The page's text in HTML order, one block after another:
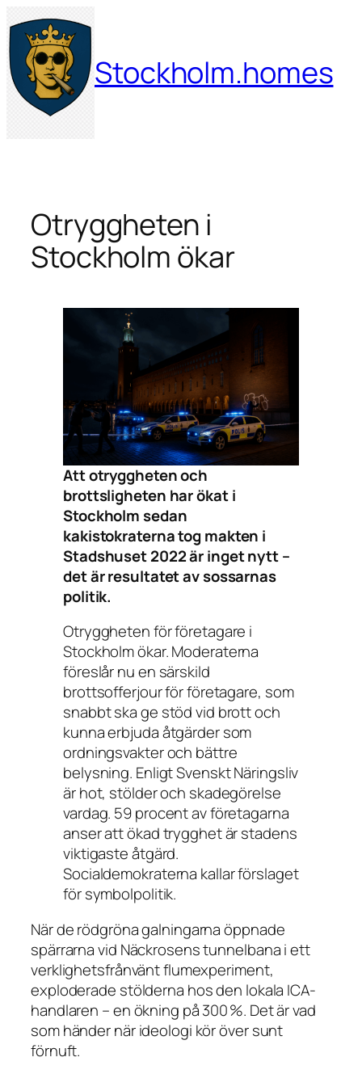
Hoppa
till
innehåll
Stockholm.homes
Otryggheten i
Stockholm ökar
Att otryggheten och
brottsligheten har ökat i
Stockholm sedan
kakistokraterna tog makten i
Stadshuset 2022 är inget nytt –
det är resultatet av sossarnas
politik.
Otryggheten för företagare i
Stockholm ökar. Moderaterna
föreslår nu en särskild
brottsofferjour för företagare, som
snabbt ska ge stöd vid brott och
kunna erbjuda åtgärder som
ordningsvakter och bättre
belysning. Enligt Svenskt Näringsliv
är hot, stölder och skadegörelse
vardag. 59 procent av företagarna
anser att ökad trygghet är stadens
viktigaste åtgärd.
Socialdemokraterna kallar förslaget
för symbolpolitik.
När de rödgröna galningarna öppnade
spärrarna vid Näckrosens tunnelbana i ett
verklighetsfrånvänt flumexperiment,
exploderade stölderna hos den lokala ICA-
handlaren – en ökning på 300 %. Det är vad
som händer när ideologi kör över sunt
förnuft.